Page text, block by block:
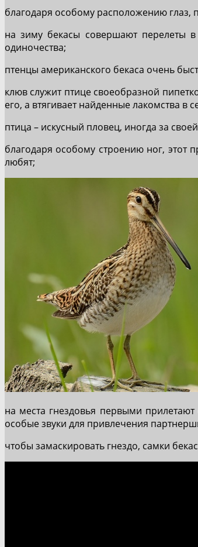
благодаря особому расположению глаз,
на зиму бекасы совершают перелеты
одиночества;
птенцы американского бекаса очень
клюв служит птице своеобразной
его, а втягивает найденные лакомства в
птица – искусный пловец, иногда за
благодаря особому строению ног, этот
любят;
на места гнездовья первыми
особые звуки для привлечения
чтобы замаскировать гнездо, самки